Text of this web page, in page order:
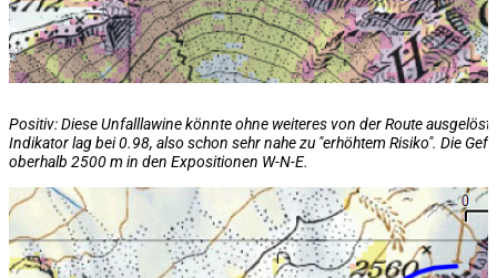
Positiv: Diese Unfalllawine könnte ohne weiteres von der Route ausgelöst
Indikator lag bei 0.98, also schon sehr nahe zu "erhöhtem Risiko". Die
oberhalb 2500 m in den Expositionen W-N-E.